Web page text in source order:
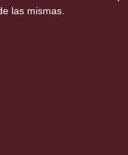
las mismas.